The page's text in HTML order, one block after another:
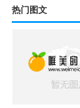
热门图文